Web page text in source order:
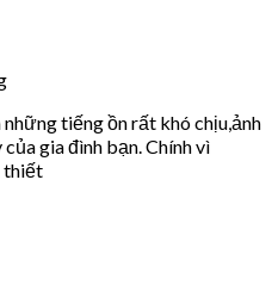
tiếng ồn rất khó chịu,ảnh
gia đình bạn. Chính vì
thiết